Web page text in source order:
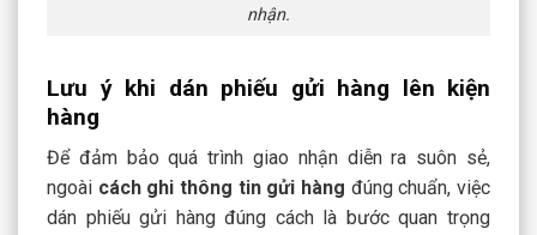
nhận.
Lưu ý khi dán phiếu gửi hàng lên kiện
hàng
Để đảm bảo quá trình giao nhận diễn ra suôn sẻ,
ngoài cách ghi thông tin gửi hàng đúng chuẩn, việc
dán phiếu gửi hàng đúng cách là bước quan trọng